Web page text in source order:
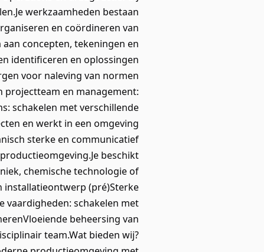
werkzaamheden bestaan
en coördineren van
concepten, tekeningen en
identificeren en oplossingen
voor naleving van normen
projectteam en management:
schakelen met verschillende
en werkt in een omgeving
sterke en communicatief
beschikt
chemische technologie of
installatieontwerp (pré)Sterke
vaardigheden: schakelen met
beheersing van
team.Wat bieden wij?